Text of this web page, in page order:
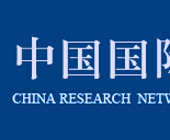
版权所有：山东
邮编:250100 电话